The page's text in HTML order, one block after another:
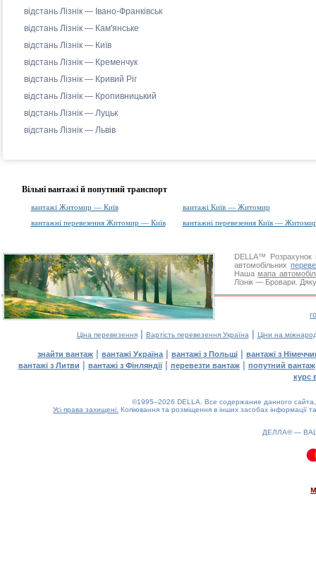
відстань Лізнік — Івано-Франківськ
відстань Лізнік — Кам'янське
відстань Лізнік — Київ
відстань Лізнік — Кременчук
відстань Лізнік — Кривий Ріг
відстань Лізнік — Кропивницький
відстань Лізнік — Луцьк
відстань Лізнік — Львів
Вільні вантажі й попутний транспорт
вантажі Житомир — Київ
вантажі Київ — Житомир
вантажні перевезення Житомир — Київ
вантажні перевезення Київ —
DELLA™
Розрахунок
автомобільних
Нашамапа
Лізнік — Бровари.
Ціна перевезення| Вартість перевезення Україна | Ціни на
знайти вантаж | вантажі Україна | вантажі з Польщі | вантажі з
вантажі з Литви | вантажі з Фінляндії| перевезти вантаж| попутний вантаж
курс
©1995–2026 DELLA. Все содержание данного
Усі права захищені. Копіювання та розміщення в інших засобах інформації
ДЕЛЛА® —